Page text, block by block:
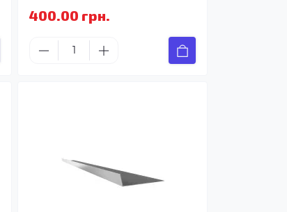
400.00 грн.